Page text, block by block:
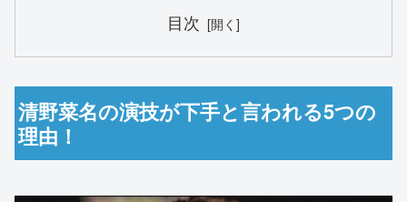
目次
清野菜名の演技が下手と言われる5つの
理由！